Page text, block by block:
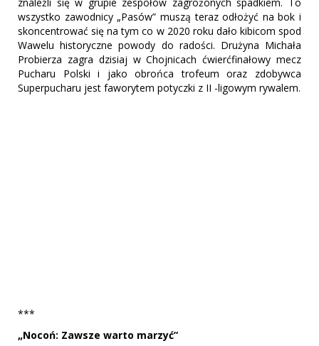
wszystko zawodnicy „Pasów” muszą teraz odłożyć na bok i
skoncentrować się na tym co w 2020 roku dało kibicom spod
Wawelu historyczne powody do radości. Drużyna Michała
Probierza zagra dzisiaj w Chojnicach ćwierćfinałowy mecz
Pucharu Polski i jako obrońca trofeum oraz zdobywca
Superpucharu jest faworytem potyczki z II -ligowym rywalem.
***
„Nocoń: Zawsze warto marzyć”